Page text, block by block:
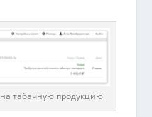
табачную продукцию